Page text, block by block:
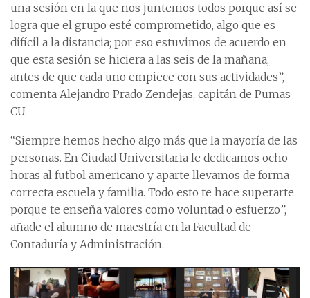
una sesión en la que nos juntemos todos porque así se
logra que el grupo esté comprometido, algo que es
difícil a la distancia; por eso estuvimos de acuerdo en
que esta sesión se hiciera a las seis de la mañana,
antes de que cada uno empiece con sus actividades”,
comenta Alejandro Prado Zendejas, capitán de Pumas
CU.
“Siempre hemos hecho algo más que la mayoría de las
personas. En Ciudad Universitaria le dedicamos ocho
horas al futbol americano y aparte llevamos de forma
correcta escuela y familia. Todo esto te hace superarte
porque te enseña valores como voluntad o esfuerzo”,
añade el alumno de maestría en la Facultad de
Contaduría y Administración.